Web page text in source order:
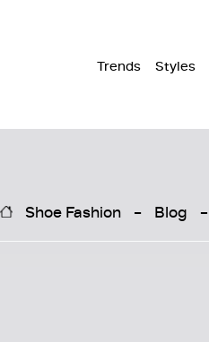
Trends Styles
Shoe Fashion Blog